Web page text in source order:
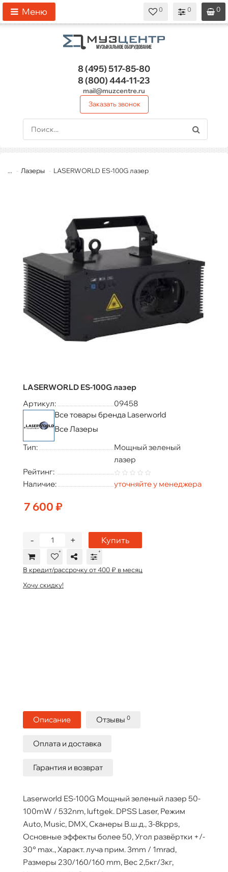
0
0
0
Меню
8 (495)517-85-80
8 (800)444-11-23
mail@muzcentre.ru
Заказать звонок
... Лазеры LASERWORLD ES-100G лазер
LASERWORLD ES-100G лазер
Артикул:
09458
Все товары бренда Laserworld
Все Лазеры
Тип:
Мощный зеленый
лазер
Рейтинг:
Наличие:
уточняйте у менеджера
7 600 ₽
+
- Купить
В кредит/рассрочку от 400 ₽ в месяц
Хочу скидку!
Описание Отзывы 0
Оплата и доставка
Гарантия и возврат
Laserworld ES-100G Мощный зеленый лазер 50-
100mW / 532nm, luftgek. DPSS Laser, Режим
Auto, Musiс, DMX, Сканеры В.ш.д., 3-8kpps,
Основные эффекты более 50, Угол развёртки +/-
30° max., Характ. луча прим. 3mm / 1mrad,
Размеры 230/160/160 mm, Вес 2,5кг/3кг,